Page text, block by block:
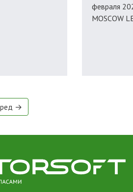
февраля
MOSCOW
→